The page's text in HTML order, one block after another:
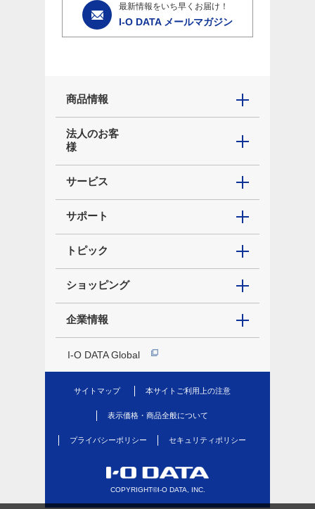
最新情報をいち早くお届け！
I-O DATA メールマガジン
商品情報
法人のお客
様
サービス
サポート
トピック
ショッピング
企業情報
I-O DATA Global
サイトマップ 本サイトご利用上の注意
表示価格・商品全般について
プライバシーポリシー セキュリティポリシー
COPYRIGHT©I-O DATA, INC.